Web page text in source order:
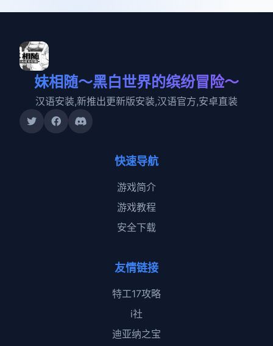
妹相随～黑白世界的缤纷冒险～
汉语安装,新推出更新版安装,汉语官方,安卓直装
快速导航
游戏简介
游戏教程
安全下载
友情链接
特工17攻略
i社
迪亚纳之宝